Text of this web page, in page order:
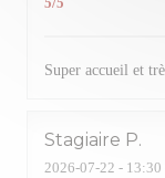
Super accueil et
Stagiaire P
2026-07-22 - 13:30